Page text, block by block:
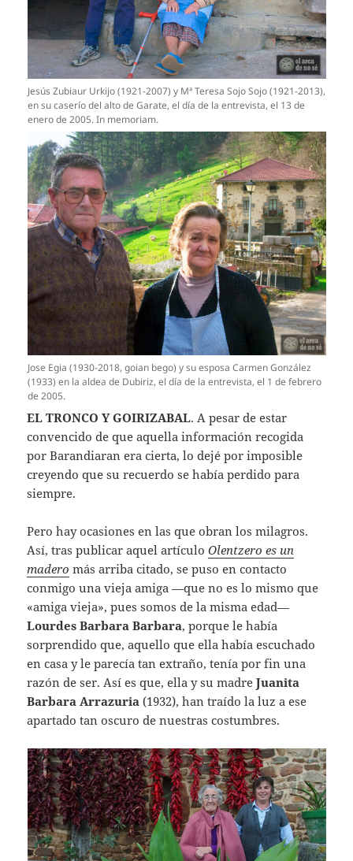
Jesús Zubiaur Urkijo (1921-2007) y Mª Teresa Sojo Sojo (1921-2013),
en su caserío del alto de Garate, el día de la entrevista, el 13 de
enero de 2005. In memoriam.
Jose Egia (1930-2018, goian bego) y su esposa Carmen González
(1933) en la aldea de Dubiriz, el día de la entrevista, el 1 de febrero
de 2005.
EL TRONCO Y GOIRIZABAL. A pesar de estar
convencido de que aquella información recogida
por Barandiaran era cierta, lo dejé por imposible
creyendo que su recuerdo se había perdido para
siempre.
Pero hay ocasiones en las que obran los milagros.
Así, tras publicar aquel artículoOlentzero es un
madero más arriba citado, se puso en contacto
conmigo una vieja amiga —que no es lo mismo que
«amiga vieja», pues somos de la misma edad—
Lourdes Barbara Barbara, porque le había
sorprendido que, aquello que ella había escuchado
en casa y le parecía tan extraño, tenía por fin una
razón de ser. Así es que, ella y su madreJuanita
Barbara Arrazuria (1932), han traído la luz a ese
apartado tan oscuro de nuestras costumbres.